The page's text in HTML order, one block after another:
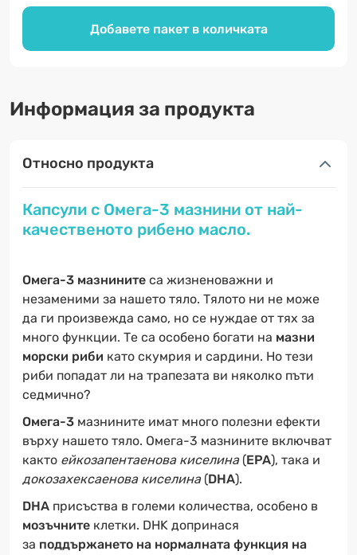
Добавете пакет в количката
Информация за продукта
Относно продукта
Капсули с Омега-3 мазнини от най-
качественото рибено масло.
Омега-3 мазнините са жизненоважни и
незаменими за нашето тяло. Тялото ни не може
да ги произвежда само, но се нуждае от тях за
много функции. Те са особено богати на мазни
морски риби като скумрия и сардини. Но тези
риби попадат ли на трапезата ви няколко пъти
седмично?
Омега-3 мазнините имат много полезни ефекти
върху нашето тяло. Омега-3 мазнините включват
както ейкозапентаенова киселина(EPA), така и
докозахексаенова киселина(DHA).
DHA присъства в големи количества, особено в
мозъчните клетки. DHK допринася
за поддържането на нормалната функция на